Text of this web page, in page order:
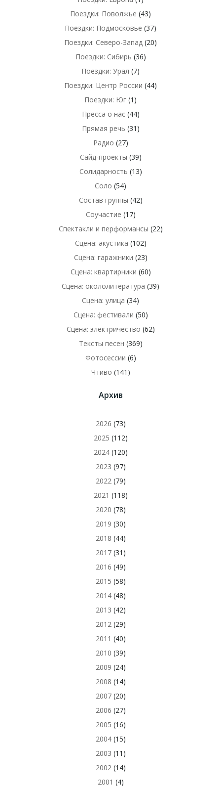
Поездки: Поволжье (43)
Поездки: Подмосковье (37)
Поездки: Северо-Запад (20)
Поездки: Сибирь (36)
Поездки: Урал (7)
Поездки: Центр России (44)
Поездки: Юг (1)
Пресса о нас(44)
Прямая речь (31)
Радио (27)
Сайд-проекты (39)
Солидарность (13)
Соло (54)
Состав группы (42)
Соучастие (17)
Спектакли и перформансы (22)
Сцена: акустика (102)
Сцена: гаражники (23)
Сцена: квартирники (60)
Сцена: окололитература (39)
Сцена: улица (34)
Сцена: фестивали (50)
Сцена: электричество (62)
Тексты песен (369)
Фотосессии (6)
Чтиво (141)
Архив
2026 (73)
2025 (112)
2024(120)
2023 (97)
2022(79)
2021 (118)
2020 (78)
2019 (30)
2018 (44)
2017(31)
2016 (49)
2015 (58)
2014(48)
2013 (42)
2012(29)
2011 (40)
2010 (39)
2009 (24)
2008 (14)
2007(20)
2006 (27)
2005 (16)
2004(15)
2003 (11)
2002(14)
2001 (4)